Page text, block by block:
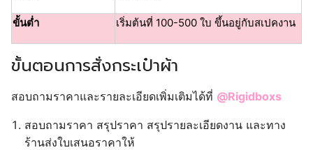
ขั้นต่ำ เริ่มต้นที่ 100-500 ใบ ขึ้นอยู่กับสเปคงาน
ขั้นตอนการสั่งกระเป๋าผ้า
สอบถามราคาและรายละเอียดเพิ่มเติมได้ที่ @Rigidboxs
สอบถามราคา สรุปราคา สรุปรายละเอียดงาน และทาง
ร้านส่งใบเสนอราคาให้